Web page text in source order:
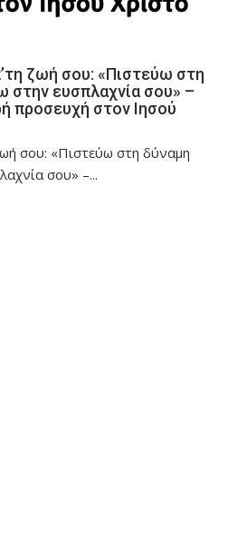
ζωή σου: «Πιστεύω στη
στην ευσπλαχνία σου» –
προσευχή στον Ιησού
σου: «Πιστεύω στη δύναμη
σου» –...